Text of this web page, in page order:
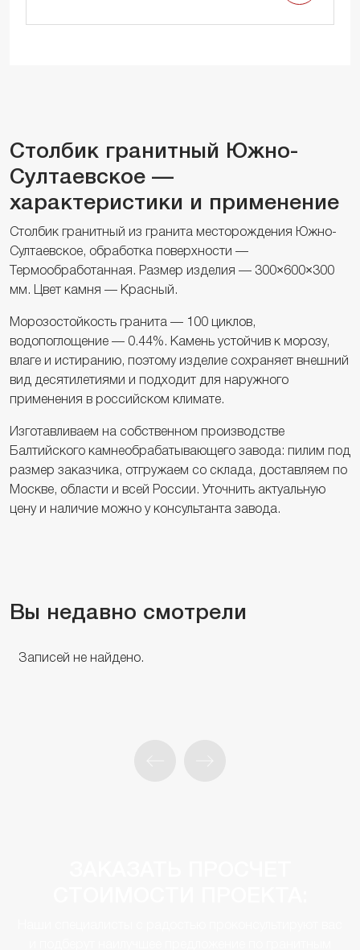
Столбик гранитный Южно-
Султаевское —
характеристики и применение
Столбик гранитный из гранита месторождения Южно-
Султаевское, обработка поверхности —
Термообработанная. Размер изделия — 300×600×300
мм. Цвет камня — Красный.
Морозостойкость гранита — 100 циклов,
водопоглощение — 0.44%. Камень устойчив к морозу,
влаге и истиранию, поэтому изделие сохраняет внешний
вид десятилетиями и подходит для наружного
применения в российском климате.
Изготавливаем на собственном производстве
Балтийского камнеобрабатывающего завода: пилим под
размер заказчика, отгружаем со склада, доставляем по
Москве, области и всей России. Уточнить актуальную
цену и наличие можно у консультанта завода.
Вы недавно смотрели
Записей не найдено.